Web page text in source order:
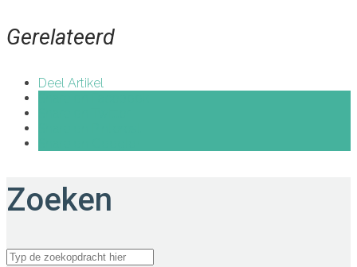
Gerelateerd
Deel Artikel
Zoeken